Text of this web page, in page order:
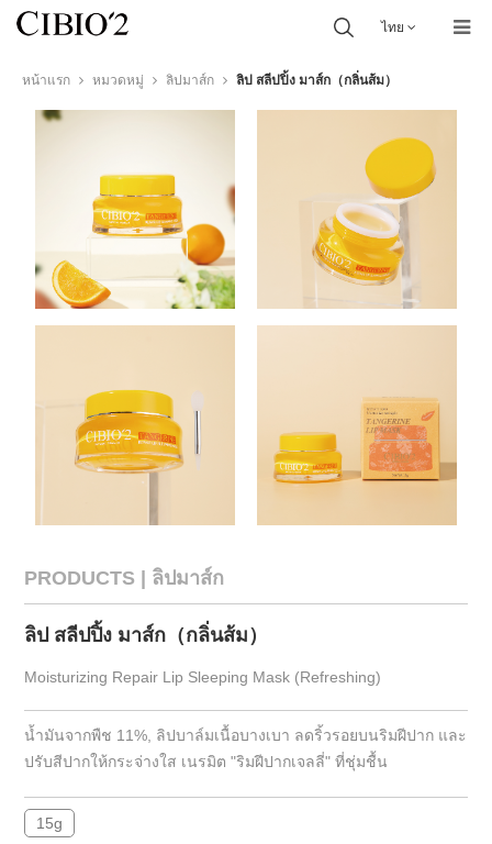
ไทย
หน้าแรก หมวดหมู่ ลิปมาส์ก ลิป สลีปปิ้ง มาส์ก（กลิ่นส้ม）
PRODUCTS | ลิปมาส์ก
ลิป สลีปปิ้ง มาส์ก（กลิ่นส้ม）
Moisturizing Repair Lip Sleeping Mask (Refreshing)
น้ำมันจากพืช 11%, ลิปบาล์มเนื้อบางเบา ลดริ้วรอยบนริมฝีปาก และ
ปรับสีปากให้กระจ่างใส เนรมิต "ริมฝีปากเจลลี่" ที่ชุ่มชื้น
15g